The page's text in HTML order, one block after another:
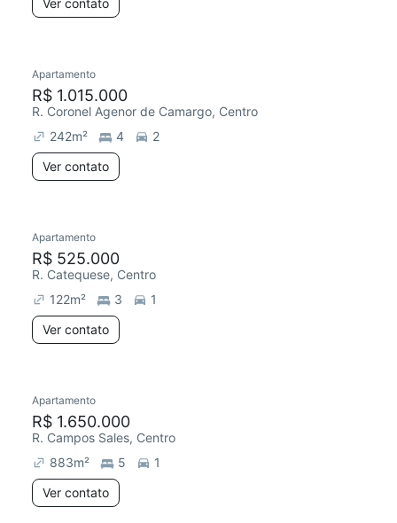
Ver contato
Apartamento
R$ 1.015.000
R. Coronel Agenor de Camargo, Centro
242m² 4
2
Ver contato
Apartamento
R$ 525.000
R. Catequese, Centro
122m² 3
1
Ver contato
Apartamento
R$ 1.650.000
R. Campos Sales, Centro
883m² 5
1
Ver contato